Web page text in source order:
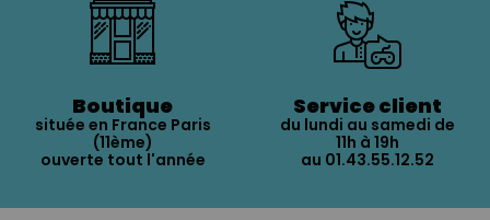
Boutique
située en France Paris
(11ème)
ouverte tout l'année
Service client
du lundi au samedi de
11h à 19h
au 01.43.55.12.52